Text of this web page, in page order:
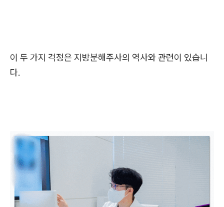
이 두 가지 걱정은 지방분해주사의 역사와 관련이 있습니
다.